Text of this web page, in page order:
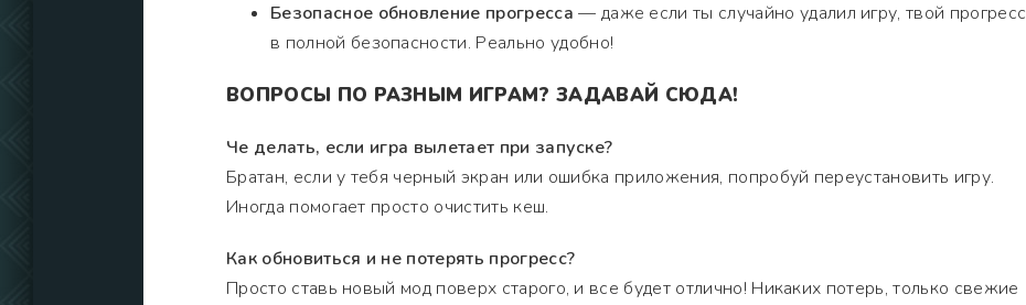
Безопасное обновление прогресса — даже если ты случайно удалил игру, твой прогресс
в полной безопасности. Реально удобно!
ВОПРОСЫ ПО РАЗНЫМ ИГРАМ? ЗАДАВАЙ СЮДА!
Че делать, если игра вылетает при запуске?
Братан, если у тебя черный экран или ошибка приложения, попробуй переустановить игру.
Иногда помогает просто очистить кеш.
Как обновиться и не потерять прогресс?
Просто ставь новый мод поверх старого, и все будет отлично! Никаких потерь, только свежие